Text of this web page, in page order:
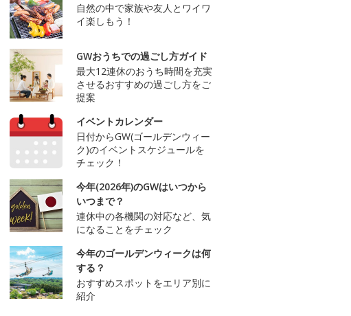
自然の中で家族や友人とワイワ
イ楽しもう！
GWおうちでの過ごし方ガイド
最大12連休のおうち時間を充実
させるおすすめの過ごし方をご
提案
イベントカレンダー
日付からGW(ゴールデンウィー
ク)のイベントスケジュールを
チェック！
今年(2026年)のGWはいつから
いつまで？
連休中の各機関の対応など、気
になることをチェック
今年のゴールデンウィークは何
する？
おすすめスポットをエリア別に
紹介